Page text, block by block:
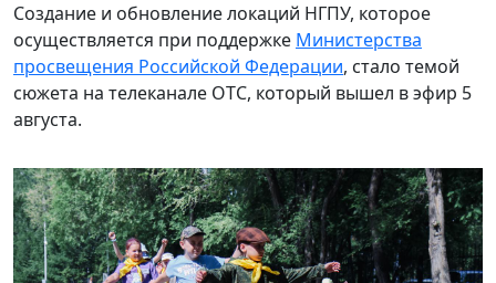
Создание и обновление локаций НГПУ, которое
осуществляется при поддержке Министерства
просвещения Российской Федерации, стало темой
сюжета на телеканале ОТС, который вышел в эфир 5
августа.